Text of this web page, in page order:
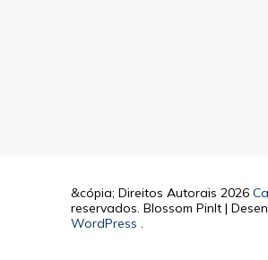
&cópia; Direitos Autorais 2026
reservados. Blossom PinIt |
WordPress .